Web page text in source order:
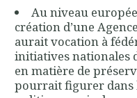
Au niveau
création d’une
aurait vocation à
initiatives nationales
en matière de
pourrait figurer dans